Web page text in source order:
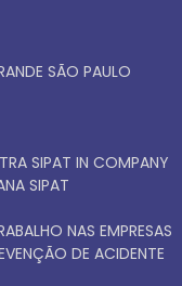
SÃO PAULO
SIPAT IN COMPANY
SIPAT
NAS EMPRESAS
DE ACIDENTE